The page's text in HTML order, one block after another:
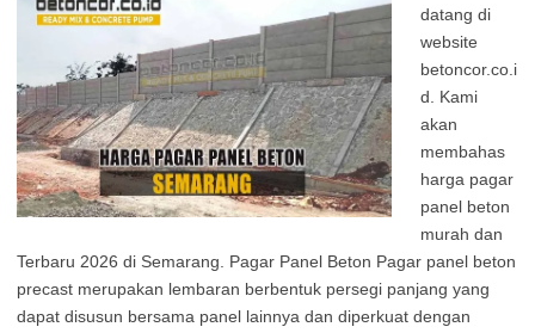
datang di
website
betoncor.co.i
d. Kami
akan
membahas
harga pagar
panel beton
murah dan
Terbaru 2026 di Semarang. Pagar Panel Beton Pagar panel beton
precast merupakan lembaran berbentuk persegi panjang yang
dapat disusun bersama panel lainnya dan diperkuat dengan